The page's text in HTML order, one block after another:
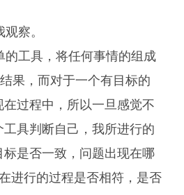
察。
的工具，将任何事情的组成
果，而对于一个有目标的
在过程中，所以一旦感觉不
具判断自己，我所进行的
是否一致，问题出现在哪
进行的过程是否相符，是否